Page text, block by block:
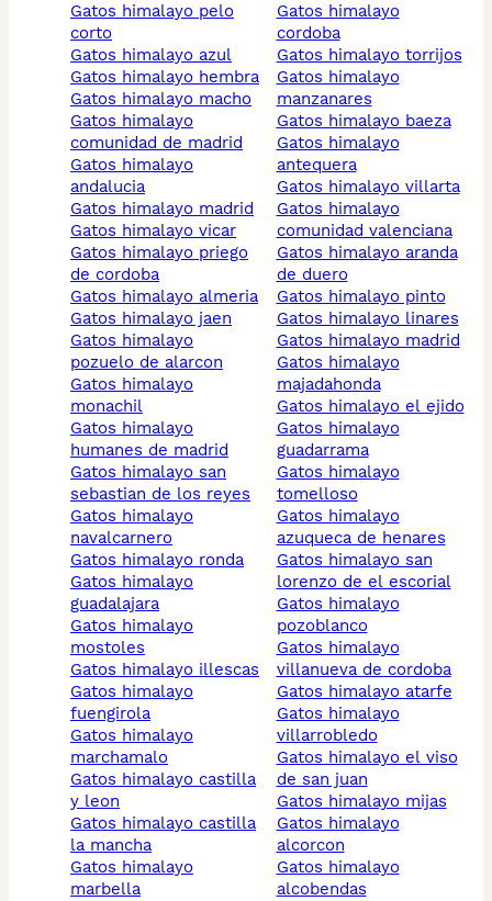
gatos himalayo pelo
corto
gatos himalayo azul
gatos himalayo hembra
gatos himalayo macho
gatos himalayo
comunidad de madrid
gatos himalayo
andalucia
gatos himalayo madrid
gatos himalayo vicar
gatos himalayo priego
de cordoba
gatos himalayo almeria
gatos himalayo jaen
gatos himalayo
pozuelo de alarcon
gatos himalayo
monachil
gatos himalayo
humanes de madrid
gatos himalayo san
sebastian de los reyes
gatos himalayo
navalcarnero
gatos himalayo ronda
gatos himalayo
guadalajara
gatos himalayo
mostoles
gatos himalayo illescas
gatos himalayo
fuengirola
gatos himalayo
marchamalo
gatos himalayo castilla
y leon
gatos himalayo castilla
la mancha
gatos himalayo
marbella
gatos himalayo
cordoba
gatos himalayo torrijos
gatos himalayo
manzanares
gatos himalayo baeza
gatos himalayo
antequera
gatos himalayo villarta
gatos himalayo
comunidad valenciana
gatos himalayo aranda
de duero
gatos himalayo pinto
gatos himalayo linares
gatos himalayo madrid
gatos himalayo
majadahonda
gatos himalayo el ejido
gatos himalayo
guadarrama
gatos himalayo
tomelloso
gatos himalayo
azuqueca de henares
gatos himalayo san
lorenzo de el escorial
gatos himalayo
pozoblanco
gatos himalayo
villanueva de cordoba
gatos himalayo atarfe
gatos himalayo
villarrobledo
gatos himalayo el viso
de san juan
gatos himalayo mijas
gatos himalayo
alcorcon
gatos himalayo
alcobendas